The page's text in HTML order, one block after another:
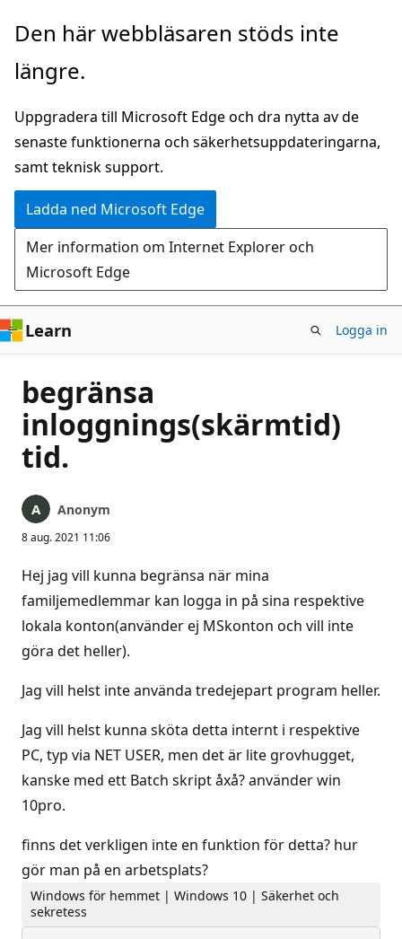
Hoppa
huvudinnehåll
Den här webbläsaren stöds inte
längre.
Uppgradera till Microsoft Edge och dra nytta av de
senaste funktionerna och säkerhetsuppdateringarna,
samt teknisk support.
Ladda ned Microsoft Edge
Mer information om Internet Explorer och
Microsoft Edge
Learn Logga in
begränsa
inloggnings(skärmtid)
tid.
Anonym
8 aug. 2021 11:06
Hej jag vill kunna begränsa när mina
familjemedlemmar kan logga in på sina respektive
lokala konton(använder ej MSkonton och vill inte
göra det heller).
Jag vill helst inte använda tredejepart program heller.
Jag vill helst kunna sköta detta internt i respektive
PC, typ via NET USER, men det är lite grovhugget,
kanske med ett Batch skript åxå? använder win
10pro.
finns det verkligen inte en funktion för detta? hur
gör man på en arbetsplats?
Windows för hemmet | Windows 10 | Säkerhet och
sekretess